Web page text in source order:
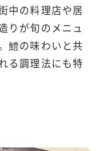
中の料理店や居
りが旬のメニュ
鱧の味わいと共
る調理法にも特